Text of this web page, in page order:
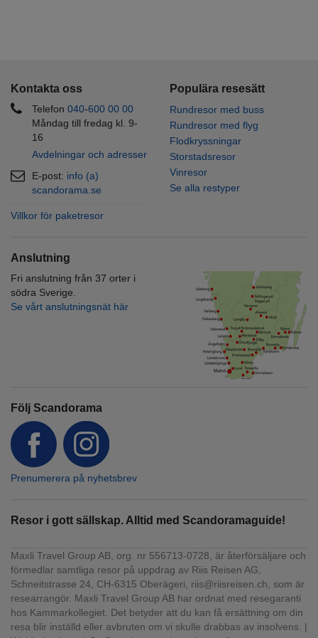
Kontakta oss
Telefon 040-600 00 00
Måndag till fredag kl. 9-
16
Avdelningar och adresser
E-post: info (a)
scandorama.se
Villkor för paketresor
Populära resesätt
Rundresor med buss
Rundresor med flyg
Flodkryssningar
Storstadsresor
Vinresor
Se alla restyper
Anslutning
Fri anslutning från 37 orter i
södra Sverige.
Se vårt anslutningsnät här
Följ Scandorama
Prenumerera på nyhetsbrev
Resor i gott sällskap. Alltid med Scandoramaguide!
Maxli Travel Group AB, org. nr 556713-0728, är återförsäljare och
förmedlar samtliga resor på uppdrag av Riis Reisen AG,
Schneitstrasse 24, CH-6315 Oberägeri, riis@riisreisen.ch, som är
researrangör. Maxli Travel Group AB har ordnat med resegaranti
hos Kammarkollegiet. Det betyder att du kan få ersättning om din
resa blir inställd eller avbruten om vi skulle drabbas av insolvens. |